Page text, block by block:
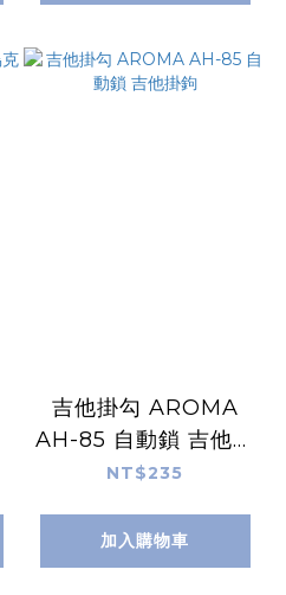
吉他掛勾 AROMA
AH-85 自動鎖 吉他掛
鉤
NT$235
加入購物車